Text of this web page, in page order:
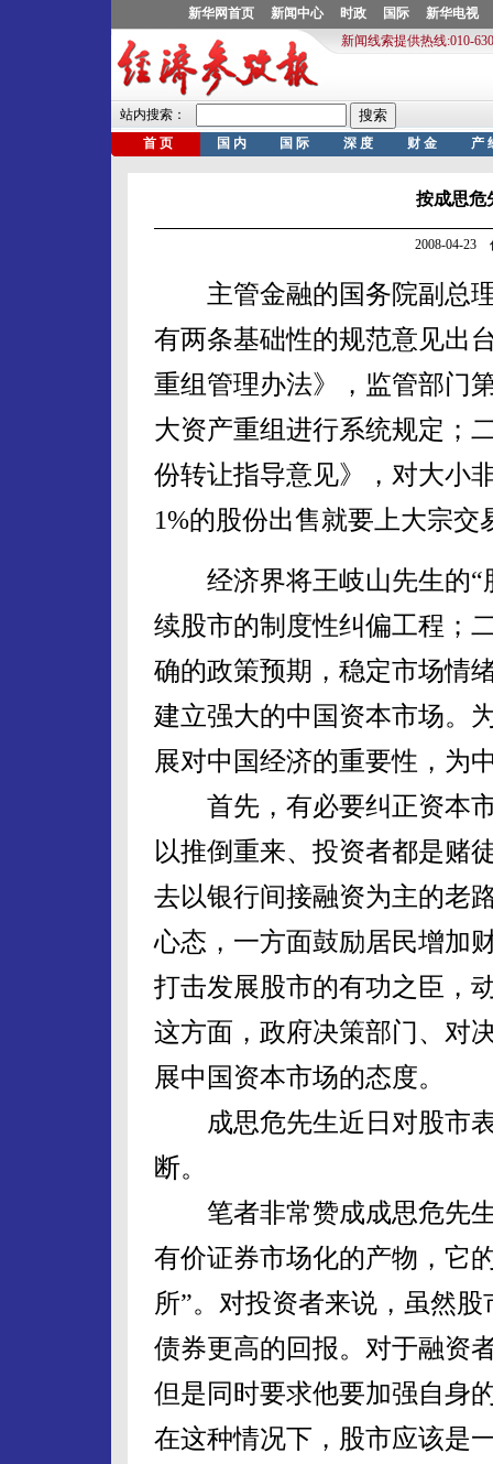
按成思危
2008-04-23
主管金融的国务院副总理
有两条基础性的规范意见出
重组管理办法》，监管部门
大资产重组进行系统规定；
份转让指导意见》，对大小
1%的股份出售就要上大宗交
经济界将王岐山先生的“
续股市的制度性纠偏工程；
确的政策预期，稳定市场情
建立强大的中国资本市场。
展对中国经济的重要性，为
首先，有必要纠正资本市
以推倒重来、投资者都是赌
去以银行间接融资为主的老
心态，一方面鼓励居民增加
打击发展股市的有功之臣，
这方面，政府决策部门、对
展中国资本市场的态度。
成思危先生近日对股市表
断。
笔者非常赞成成思危先生
有价证券市场化的产物，它
所”。对投资者来说，虽然
债券更高的回报。对于融资
但是同时要求他要加强自身
在这种情况下，股市应该是